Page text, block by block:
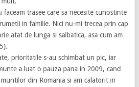
trasee care sa necesite cunostinte
in familie. Nici nu-mi trecea prin cap
atat de lunga si salbatica, asa cum am
prioritatile s-au schimbat un pic, iar
a luat o pauza pana in 2009, cand
din Romania si am calatorit in